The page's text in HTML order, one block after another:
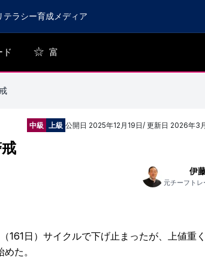
テラシー育成メディア
ド 富
中級 上級 公開日 2025年12月19日/ 更新日 2026年3
伊
元チーフトレ
161日）サイクルで下げ止まったが、上値重
た。